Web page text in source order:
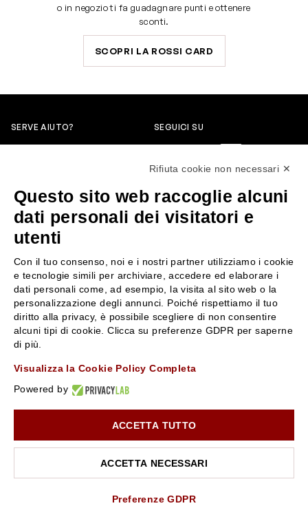
o in negozio ti fa guadagnare punti e ottenere
sconti.
SCOPRI LA ROSSI CARD
SERVE AIUTO?
servizioclienti@rossiprofumi.it
SEGUICI SU
SERVIZIO CLIENTI
Resi e rimborsi
Pagamenti
Spedizione
Condizioni generali di vendita
Privacy Policy
Chi siamo
Contattaci
Negozi
Attiva la Rossi Card
Lavora con noi
Rossi Profumi Spa - Via Emilia Santo Stefano 9, 42121 Reggio Emilia - CF e
P.IVA 01351170350 - REA RE-179054 Cap.Soc. € 120.000,00 i.v. - PEC
10% di Sconto sul primo ordine!*
Iscriviti alla newsletter e rimani aggiornato con le novità e
le promozioni Rossi Profumi.
*Il Buono non si applica su Articoli in Promozione
ISCRIVITI ALLA NEWSLETTER
Rifiuta cookie non necessari ✕
Questo sito web raccoglie alcuni
dati personali dei visitatori e
utenti
Con il tuo consenso, noi e i nostri partner utilizziamo i cookie
e tecnologie simili per archiviare, accedere ed elaborare i
dati personali come, ad esempio, la visita al sito web o la
personalizzazione degli annunci. Poiché rispettiamo il tuo
diritto alla privacy, è possibile scegliere di non consentire
alcuni tipi di cookie. Clicca su preferenze GDPR per saperne
di più.
Visualizza la Cookie Policy Completa
Powered by
ACCETTA TUTTO
ACCETTA NECESSARI
Preferenze GDPR